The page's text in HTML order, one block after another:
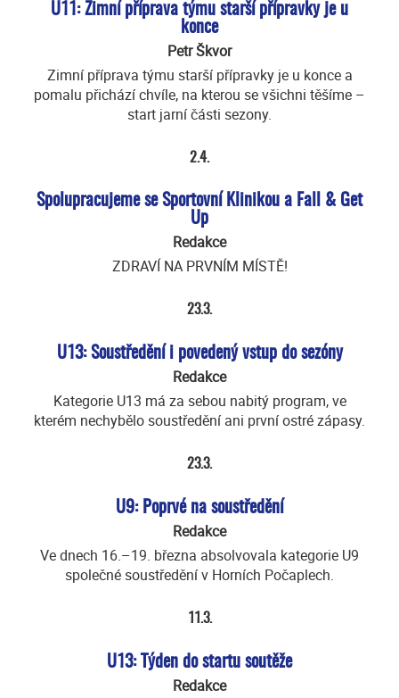
U11: Zimní příprava týmu starší přípravky je u
konce
Petr Škvor
Zimní příprava týmu starší přípravky je u konce a
pomalu přichází chvíle, na kterou se všichni těšíme –
start jarní části sezony.
2.4.
Spolupracujeme se Sportovní Klinikou a Fall & Get
Up
Redakce
ZDRAVÍ NA PRVNÍM MÍSTĚ!
23.3.
U13: Soustředění i povedený vstup do sezóny
Redakce
Kategorie U13 má za sebou nabitý program, ve
kterém nechybělo soustředění ani první ostré zápasy.
23.3.
U9: Poprvé na soustředění
Redakce
Ve dnech 16.–19. března absolvovala kategorie U9
společné soustředění v Horních Počaplech.
11.3.
U13: Týden do startu soutěže
Redakce